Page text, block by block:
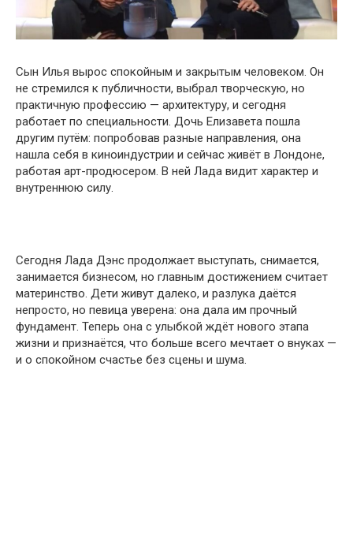
Сын Илья вырос спокойным и закрытым человеком. Он
не стремился к публичности, выбрал творческую, но
практичную профессию — архитектуру, и сегодня
работает по специальности. Дочь Елизавета пошла
другим путём: попробовав разные направления, она
нашла себя в киноиндустрии и сейчас живёт в Лондоне,
работая арт-продюсером. В ней Лада видит характер и
внутреннюю силу.
Сегодня Лада Дэнс продолжает выступать, снимается,
занимается бизнесом, но главным достижением считает
материнство. Дети живут далеко, и разлука даётся
непросто, но певица уверена: она дала им прочный
фундамент. Теперь она с улыбкой ждёт нового этапа
жизни и признаётся, что больше всего мечтает о внуках —
и о спокойном счастье без сцены и шума.